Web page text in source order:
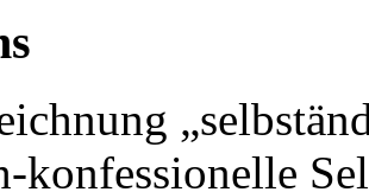
konfessionelle